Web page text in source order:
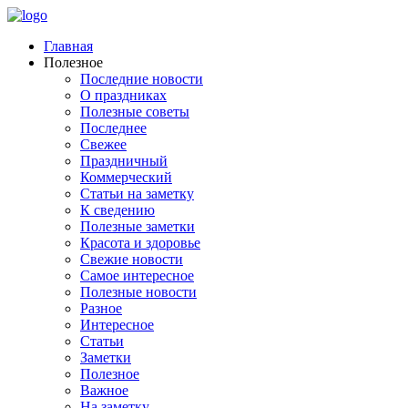
Главная
Полезное
Последние новости
О праздниках
Полезные советы
Последнее
Свежее
Праздничный
Коммерческий
Статьи на заметку
К сведению
Полезные заметки
Красота и здоровье
Свежие новости
Самое интересное
Полезные новости
Разное
Интересное
Статьи
Заметки
Полезное
Важное